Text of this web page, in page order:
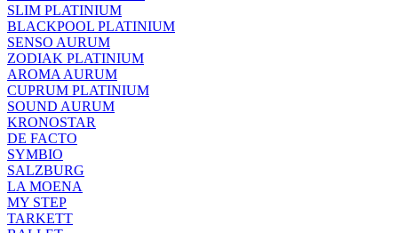
SLIM PLATINIUM
BLACKPOOL PLATINIUM
SENSO AURUM
ZODIAK PLATINIUM
AROMA AURUM
CUPRUM PLATINIUM
SOUND AURUM
KRONOSTAR
DE FACTO
SYMBIO
SALZBURG
LA MOENA
MY STEP
TARKETT